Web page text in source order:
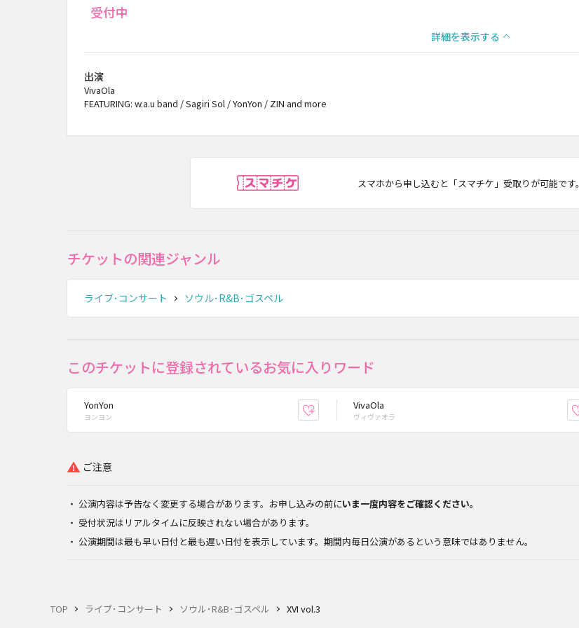
TOP ライブ･コンサート ソウル･R&B･ゴスペル XVI vol.3
受付中
詳細を表示する
出演
VivaOla
FEATURING: w.a.u band / Sagiri Sol / YonYon / ZIN and more
スマホから申し込むと「スマチケ」受取りが可能です。
チケットの関連ジャンル
ライブ･コンサート ソウル･R&B･ゴスペル
このチケットに登録されているお気に入りワード
YonYon
ヨンヨン お気に入り登録
VivaOla
ヴィヴァオラ
ご注意
公演内容は予告なく変更する場合があります。お申し込みの前にいま一度内容をご確認ください。
受付状況はリアルタイムに反映されない場合があります。
公演期間は最も早い日付と最も遅い日付を表示しています。期間内毎日公演があるという意味ではありません。